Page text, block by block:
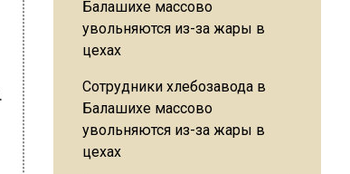
Сотрудники хлебозавода в
Балашихе массово
увольняются из-за жары в
цехах